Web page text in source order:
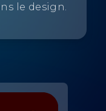
le design.